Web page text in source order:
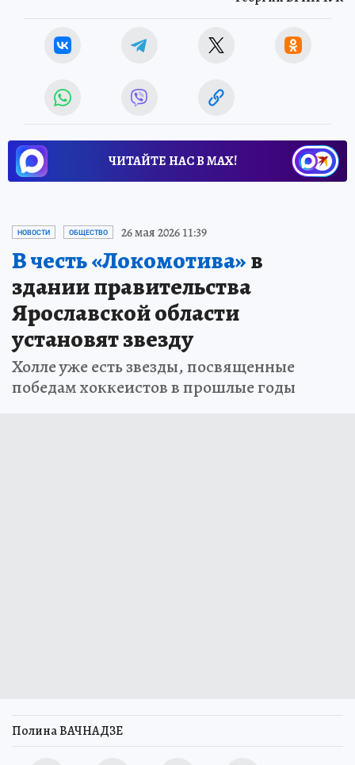
ЧИТАЙТЕ НАС В МАХ!
НОВОСТИ ОБЩЕСТВО 26 мая 2026 11:39
В честь «Локомотива»в
здании правительства
Ярославской области
установят звезду
Холле уже есть звезды, посвященные
победам хоккеистов в прошлые годы
Полина ВАЧНАДЗЕ